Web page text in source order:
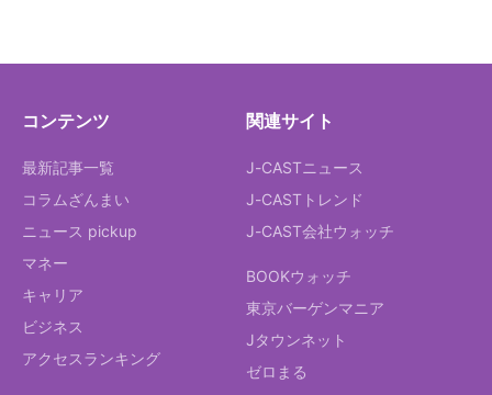
コンテンツ
最新記事一覧
コラムざんまい
ニュース pickup
マネー
キャリア
ビジネス
アクセスランキング
関連サイト
J-CASTニュース
J-CASTトレンド
J-CAST会社ウォッチ
BOOKウォッチ
東京バーゲンマニア
Jタウンネット
ゼロまる